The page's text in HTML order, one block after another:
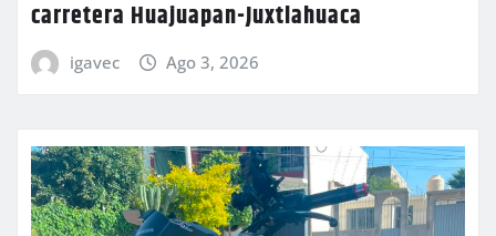
carretera Huajuapan-Juxtlahuaca
igavec Ago 3, 2026